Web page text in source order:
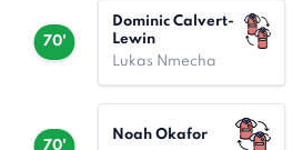
70'
Dominic Calvert-
Lewin
Lukas Nmecha
70'
Noah Okafor